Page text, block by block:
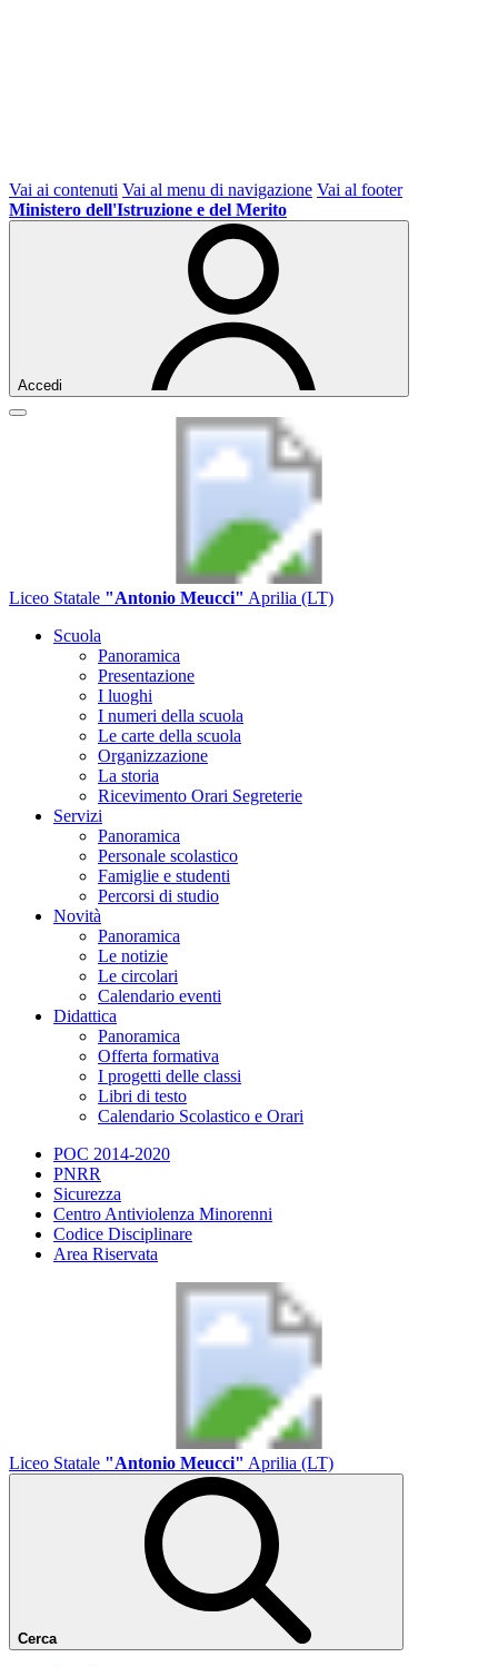
Vai ai contenuti Vai al menu di navigazione Vai al footer
Ministero dell'Istruzione e del Merito
Accedi
Liceo Statale "Antonio Meucci" Aprilia (LT)
Scuola
Panoramica
Presentazione
I luoghi
I numeri della scuola
Le carte della scuola
Organizzazione
La storia
Ricevimento Orari Segreterie
Servizi
Panoramica
Personale scolastico
Famiglie e studenti
Percorsi di studio
Novità
Panoramica
Le notizie
Le circolari
Calendario eventi
Didattica
Panoramica
Offerta formativa
I progetti delle classi
Libri di testo
Calendario Scolastico e Orari
POC 2014-2020
PNRR
Sicurezza
Centro Antiviolenza Minorenni
Codice Disciplinare
Area Riservata
Liceo Statale "Antonio Meucci" Aprilia (LT)
Cerca